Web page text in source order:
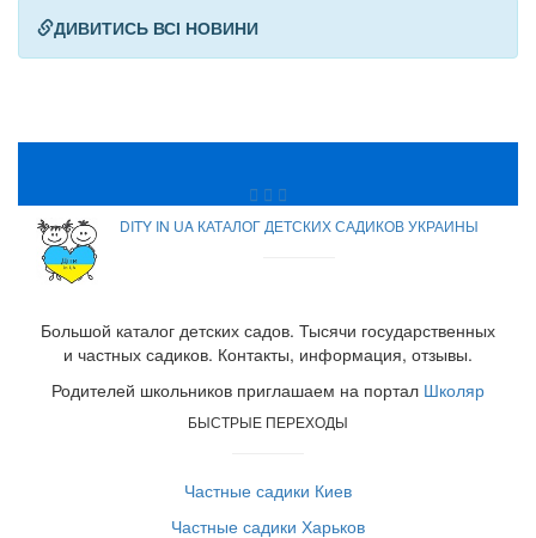
ДИВИТИСЬ ВСІ НОВИНИ
DITY IN UA КАТАЛОГ ДЕТСКИХ САДИКОВ УКРАИНЫ
Большой каталог детских садов. Тысячи государственных
и частных садиков. Контакты, информация, отзывы.
Родителей школьников приглашаем на портал Школяр
БЫСТРЫЕ ПЕРЕХОДЫ
Частные садики Киев
Частные садики Харьков